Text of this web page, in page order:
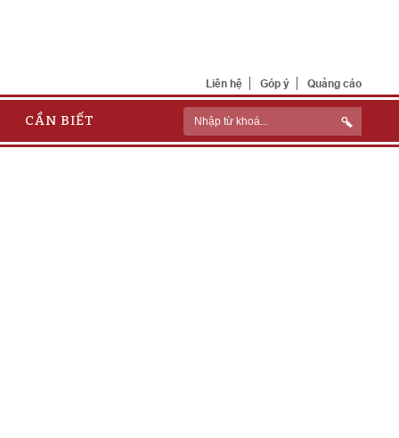
Liên hệ Góp ý Quảng cáo
CẦN BIẾT